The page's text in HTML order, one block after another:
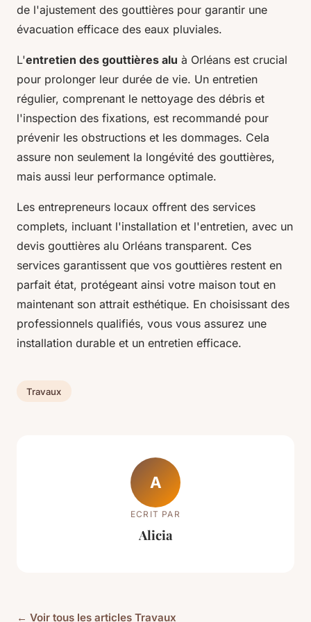
de l'ajustement des gouttières pour garantir une
évacuation efficace des eaux pluviales.
L'entretien des gouttières alu à Orléans est crucial
pour prolonger leur durée de vie. Un entretien
régulier, comprenant le nettoyage des débris et
l'inspection des fixations, est recommandé pour
prévenir les obstructions et les dommages. Cela
assure non seulement la longévité des gouttières,
mais aussi leur performance optimale.
Les entrepreneurs locaux offrent des services
complets, incluant l'installation et l'entretien, avec un
devis gouttières alu Orléans transparent. Ces
services garantissent que vos gouttières restent en
parfait état, protégeant ainsi votre maison tout en
maintenant son attrait esthétique. En choisissant des
professionnels qualifiés, vous vous assurez une
installation durable et un entretien efficace.
Travaux
A
ECRIT PAR
Alicia
← Voir tous les articles Travaux